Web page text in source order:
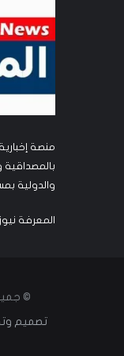
منصة
بالمصداقية
والدولية
المعرفة
©
تصميم